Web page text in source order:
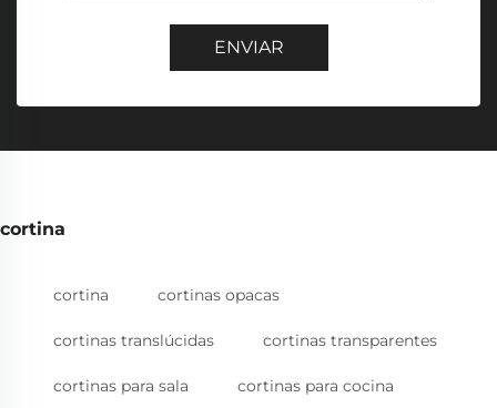
ENVIAR
cortina
cortina cortinas opacas
cortinas translúcidas cortinas transparentes
cortinas para sala cortinas para cocina